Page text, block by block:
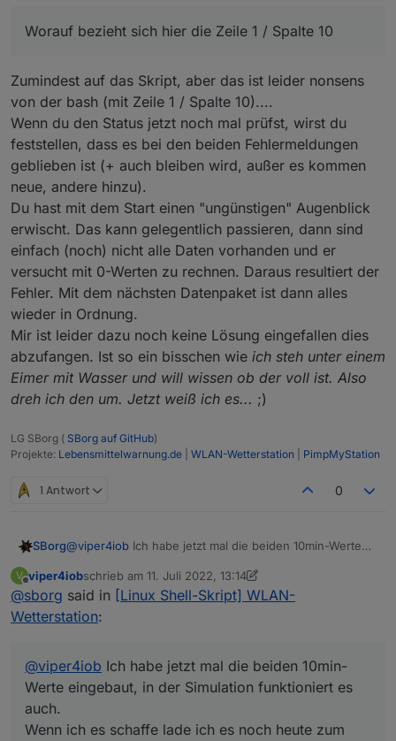
CGroup: /system.slice/
├─14667 timeout 66 nc -nlvw 1 -p
           ├─14668 tail -1
           └─14669 nc -nlvw 1 -p 1080
Jul 11 13:44:26 ioBroker-Pi4 systemd[1]:
Jul 11 13:44:27 ioBroker-Pi4
Jul 11 13:44:30 ioBroker-Pi4
Jul 11 13:44:30 ioBroker-Pi4
Worauf bezieht sich hier die Zeile 1 / Spalte 10
Zumindest auf das Skript, aber das ist leider nonsens
von der bash (mit Zeile 1 / Spalte 10)....
Wenn du den Status jetzt noch mal prüfst, wirst du
feststellen, dass es bei den beiden Fehlermeldungen
geblieben ist (+ auch bleiben wird, außer es kommen
neue, andere hinzu).
Du hast mit dem Start einen "ungünstigen" Augenblick
erwischt. Das kann gelegentlich passieren, dann sind
einfach (noch) nicht alle Daten vorhanden und er
versucht mit 0-Werten zu rechnen. Daraus resultiert der
Fehler. Mit dem nächsten Datenpaket ist dann alles
wieder in Ordnung.
Mir ist leider dazu noch keine Lösung eingefallen dies
abzufangen. Ist so ein bisschen wie ich steh unter einem
Eimer mit Wasser und will wissen ob der voll ist. Also
dreh ich den um. Jetzt weiß ich es... ;)
LG SBorg ( SBorg auf GitHub)
Projekte: Lebensmittelwarnung.de WLAN-Wetterstation PimpMyStation
1 Antwort 0
SBorg@viper4iob Ich habe jetzt mal die beiden 10min-Werte
Wenn ich es schaffe lade ich es noch heute zum testen
auf GitHub hoch :)
...spätestens (hoffentlich) dann morgen...
V
Offline
viper4iobschrieb am 11. Juli 2022, 13:14
zuletzt editiert von viper4iob7. Nov. 2022, 15:47
@sborg said in [Linux Shell-Skript] WLAN-
Wetterstation:
@viper4iob Ich habe jetzt mal die beiden 10min-
Werte eingebaut, in der Simulation funktioniert es
auch.
Wenn ich es schaffe lade ich es noch heute zum